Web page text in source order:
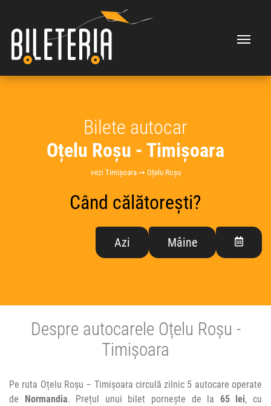
Bilete autocar
Oțelu Roșu - Timișoara
vezi Timișoara ➞ Oțelu Roșu
Când călătorești?
Azi Mâine
Despre autocarele Oțelu Roșu -
Timișoara
Pe ruta Oțelu Roșu – Timișoara circulă zilnic 5 autocare operate
de
Normandia. Prețul unui bilet pornește de la 65 lei, cu